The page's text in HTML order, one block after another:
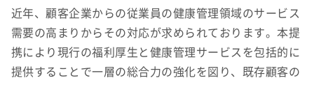
近年、顧客企業からの従業員の健康管理領域のサービス
需要の高まりからその対応が求められております。本提
携により現行の福利厚生と健康管理サービスを包括的に
提供することで一層の総合力の強化を図り、既存顧客の